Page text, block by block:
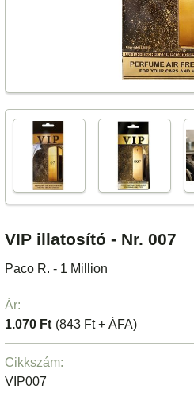
VIP illatosító - Nr. 007
Paco R. - 1 Million
Ár:
1.070 Ft (843 Ft + ÁFA)
Cikkszám:
VIP007